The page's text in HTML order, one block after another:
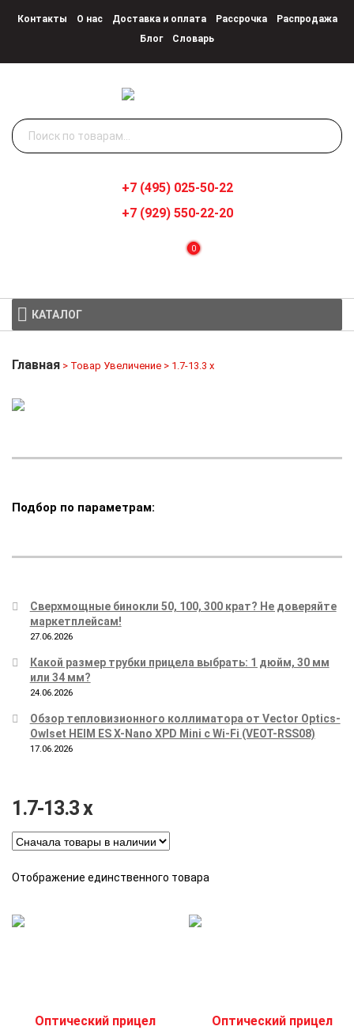
Контакты О нас Доставка и оплата Рассрочка
Распродажа
Блог
Словарь
Искать:
0
+7 (495) 025-50-22
+7 (929) 550-22-20
КАТАЛОГ
Главная > Товар Увеличение > 1.7-13.3 x
Подбор по параметрам:
Сверхмощные бинокли 50, 100, 300 крат? Не доверяйте
маркетплейсам!
27.06.2026
Какой размер трубки прицела выбрать: 1 дюйм, 30 мм
или 34 мм?
24.06.2026
Обзор тепловизионного коллиматора от Vector Optics-
Owlset HEIM ES X-Nano XPD Mini с Wi-Fi (VEOT-RSS08)
17.06.2026
1.7-13.3 x
Отображение единственного товара